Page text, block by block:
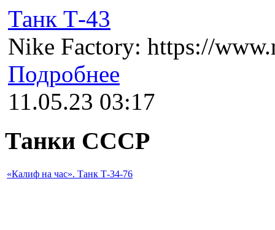
Танк Т-43
Nike Factory: https://
Подробнее
11.05.23 03:17
Танки СССР
«Калиф на час». Танк Т-34-76